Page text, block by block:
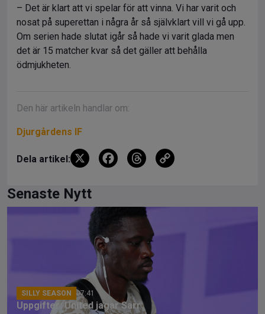
– Det är klart att vi spelar för att vinna. Vi har varit och
nosat på superettan i några år så självklart vill vi gå upp.
Om serien hade slutat igår så hade vi varit glada men
det är 15 matcher kvar så det gäller att behålla
ödmjukheten.
Den här artikeln handlar om:
Djurgårdens IF
Dela artikel: X
F
b
o
o
k
T
a
d
s
Senaste Nytt
SILLY SEASON 07:41
Uppgifter: United jagar Sarr